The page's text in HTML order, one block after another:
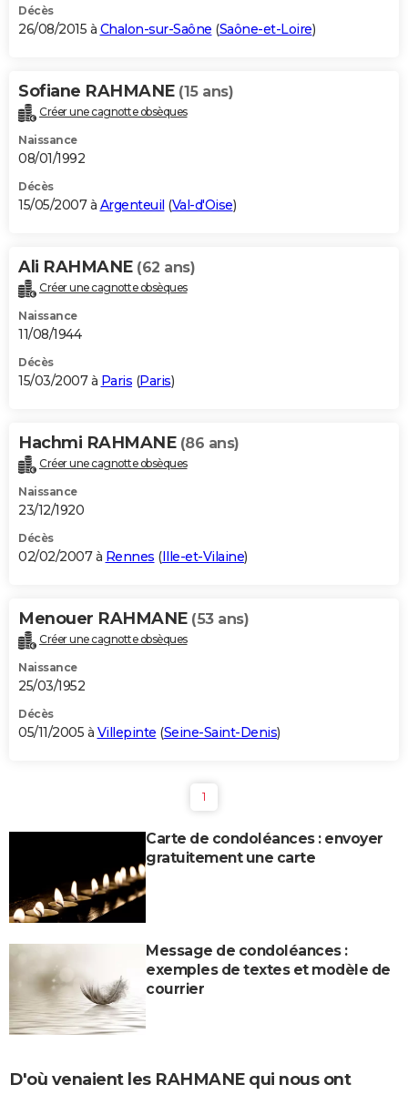
Décès
26/08/2015 à Chalon-sur-Saône (Saône-et-Loire)
Sofiane RAHMANE (15 ans)
Créer une cagnotte obsèques
Naissance
08/01/1992
Décès
15/05/2007 à Argenteuil (Val-d'Oise)
Ali RAHMANE (62 ans)
Créer une cagnotte obsèques
Naissance
11/08/1944
Décès
15/03/2007 à Paris (Paris)
Hachmi RAHMANE (86 ans)
Créer une cagnotte obsèques
Naissance
23/12/1920
Décès
02/02/2007 à Rennes (Ille-et-Vilaine)
Menouer RAHMANE (53 ans)
Créer une cagnotte obsèques
Naissance
25/03/1952
Décès
05/11/2005 à Villepinte (Seine-Saint-Denis)
1
Carte de condoléances : envoyer
gratuitement une carte
Message de condoléances :
exemples de textes et modèle de
courrier
D'où venaient les RAHMANE qui nous ont